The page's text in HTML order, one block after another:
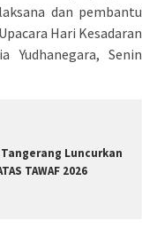
dan pembantu
Hari Kesadaran
Yudhanegara, Senin
Luncurkan
TAWAF 2026